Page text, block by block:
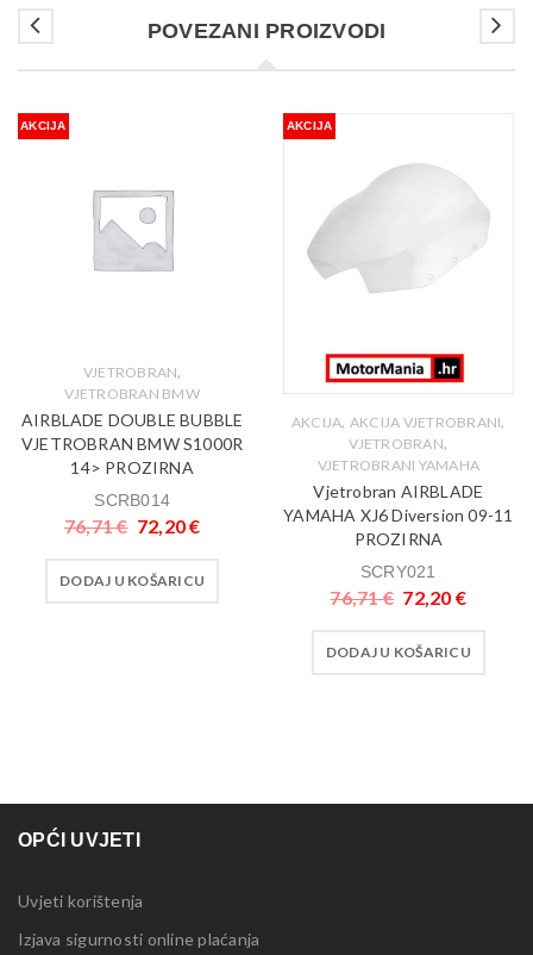
POVEZANI PROIZVODI
AKCIJA
VJETROBRAN,
VJETROBRAN BMW
AIRBLADE DOUBLE BUBBLE
VJETROBRAN BMW S1000R
14> PROZIRNA
SCRB014
76,71€ 72,20€
DODAJ U KOŠARICU
AKCIJA
AKCIJA, AKCIJA VJETROBRANI,
VJETROBRAN,
VJETROBRANI YAMAHA
Vjetrobran AIRBLADE
YAMAHA XJ6 Diversion 09-11
PROZIRNA
SCRY021
76,71€ 72,20 €
DODAJ U KOŠARICU
OPĆI UVJETI
Uvjeti korištenja
Izjava sigurnosti online plaćanja